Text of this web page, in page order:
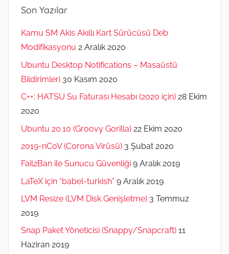
Son Yazılar
Kamu SM Akis Akıllı Kart Sürücüsü Deb
Modifikasyonu 2 Aralık 2020
Ubuntu Desktop Notifications – Masaüstü
Bildirimleri 30 Kasım 2020
C++: HATSU Su Faturası Hesabı (2020 için) 28 Ekim
2020
Ubuntu 20.10 (Groovy Gorilla) 22 Ekim 2020
2019-nCoV (Corona Virüsü) 3 Şubat 2020
Fail2Ban ile Sunucu Güvenliği 9 Aralık 2019
LaTeX için “babel-turkish” 9 Aralık 2019
LVM Resize (LVM Disk Genişletme) 3 Temmuz
2019
Snap Paket Yöneticisi (Snappy/Snapcraft) 11
Haziran 2019